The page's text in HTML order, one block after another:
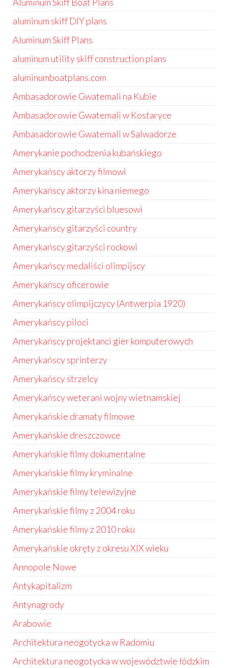
aluminum skiff DIY plans
Aluminum Skiff Plans
aluminum utility skiff construction plans
aluminumboatplans.com
Ambasadorowie Gwatemali na Kubie
Ambasadorowie Gwatemali w Kostaryce
Ambasadorowie Gwatemali w Salwadorze
Amerykanie pochodzenia kubańskiego
Amerykańscy aktorzy filmowi
Amerykańscy aktorzy kina niemego
Amerykańscy gitarzyści bluesowi
Amerykańscy gitarzyści country
Amerykańscy gitarzyści rockowi
Amerykańscy medaliści olimpijscy
Amerykańscy oficerowie
Amerykańscy olimpijczycy (Antwerpia 1920)
Amerykańscy piloci
Amerykańscy projektanci gier komputerowych
Amerykańscy sprinterzy
Amerykańscy strzelcy
Amerykańscy weterani wojny wietnamskiej
Amerykańskie dramaty filmowe
Amerykańskie dreszczowce
Amerykańskie filmy dokumentalne
Amerykańskie filmy kryminalne
Amerykańskie filmy telewizyjne
Amerykańskie filmy z 2004 roku
Amerykańskie filmy z 2010 roku
Amerykańskie okręty z okresu XIX wieku
Annopole Nowe
Antykapitalizm
Antynagrody
Arabowie
Architektura neogotycka w Radomiu
Architektura neogotycka w województwie łódzkim